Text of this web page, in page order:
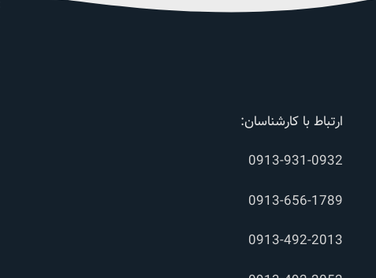
ارتباط با کارشناسان:
0913-931-0932
0913-656-1789
0913-492-2013